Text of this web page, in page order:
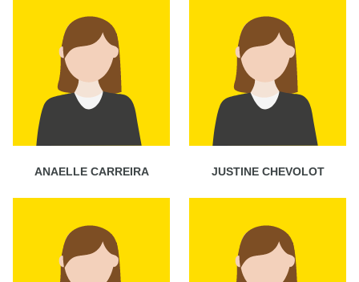
ANAELLE CARREIRA JUSTINE CHEVOLOT